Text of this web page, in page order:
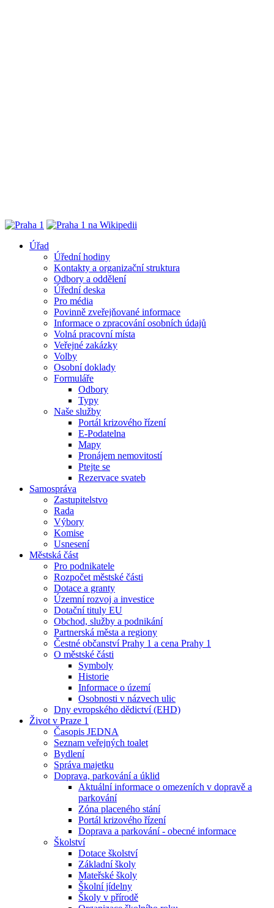
Úřad
Úřední hodiny
Kontakty a organizační struktura
Odbory a oddělení
Úřední deska
Pro média
Povinně zveřejňované informace
Informace o zpracování osobních údajů
Volná pracovní místa
Veřejné zakázky
Volby
Osobní doklady
Formuláře
Odbory
Typy
Naše služby
Portál krizového řízení
E-Podatelna
Mapy
Pronájem nemovitostí
Ptejte se
Rezervace svateb
Samospráva
Zastupitelstvo
Rada
Výbory
Komise
Usnesení
Městská část
Pro podnikatele
Rozpočet městské části
Dotace a granty
Územní rozvoj a investice
Dotační tituly EU
Obchod, služby a podnikání
Partnerská města a regiony
Čestné občanství Prahy 1 a cena Prahy 1
O městské části
Symboly
Historie
Informace o území
Osobnosti v názvech ulic
Dny evropského dědictví (EHD)
Život v Praze 1
Časopis JEDNA
Seznam veřejných toalet
Bydlení
Správa majetku
Doprava, parkování a úklid
Aktuální informace o omezeních v dopravě a
parkování
Zóna placeného stání
Portál krizového řízení
Doprava a parkování - obecné informace
Školství
Dotace školství
Základní školy
Mateřské školy
Školní jídelny
Školy v přírodě